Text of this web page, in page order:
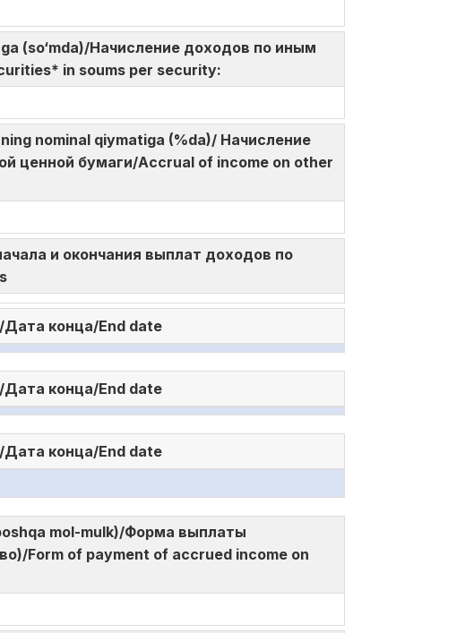
(so‘mda)/Начисление доходов по иным
in soums per security:
nominal qiymatiga (%da)/ Начисление
ценной бумаги/Accrual of income on other
и окончания выплат доходов по
Дата конца/End date
Дата конца/End date
Дата конца/End date
mol-mulk)/Форма выплаты
Form of payment of accrued income on